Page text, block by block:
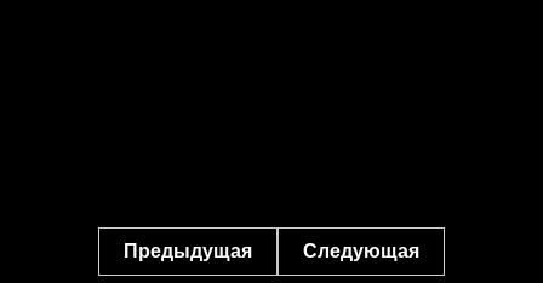
Предыдущая Следующая